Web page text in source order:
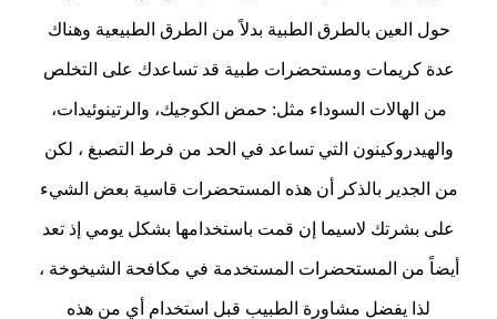
حول العين بالطرق الطبية بدلاً من الطرق الطبيعية وهناك
عدة كريمات ومستحضرات طبية قد تساعدك على التخلص
من الهالات السوداء مثل: حمض الكوجيك، والرتينوئيدات،
والهيدروكينون التي تساعد في الحد من فرط التصبغ ، لكن
من الجدير بالذكر أن هذه المستحضرات قاسية بعض الشيء
على بشرتك لاسيما إن قمت باستخدامها بشكل يومي إذ تعد
أيضاً من المستحضرات المستخدمة في مكافحة الشيخوخة ،
لذا يفضل مشاورة الطبيب قبل استخدام أي من هذه